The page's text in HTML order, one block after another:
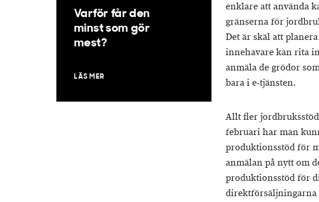
enklare att använda
gränserna för
Det är skäl att
innehavare kan rita
anmäla de grödor
bara i e-tjänsten.
Allt fler
februari har man
produktionsstöd för
anmälan på nytt om
produktionsstöd för
Varför får den
minst som gör
mest?
LÄS MER